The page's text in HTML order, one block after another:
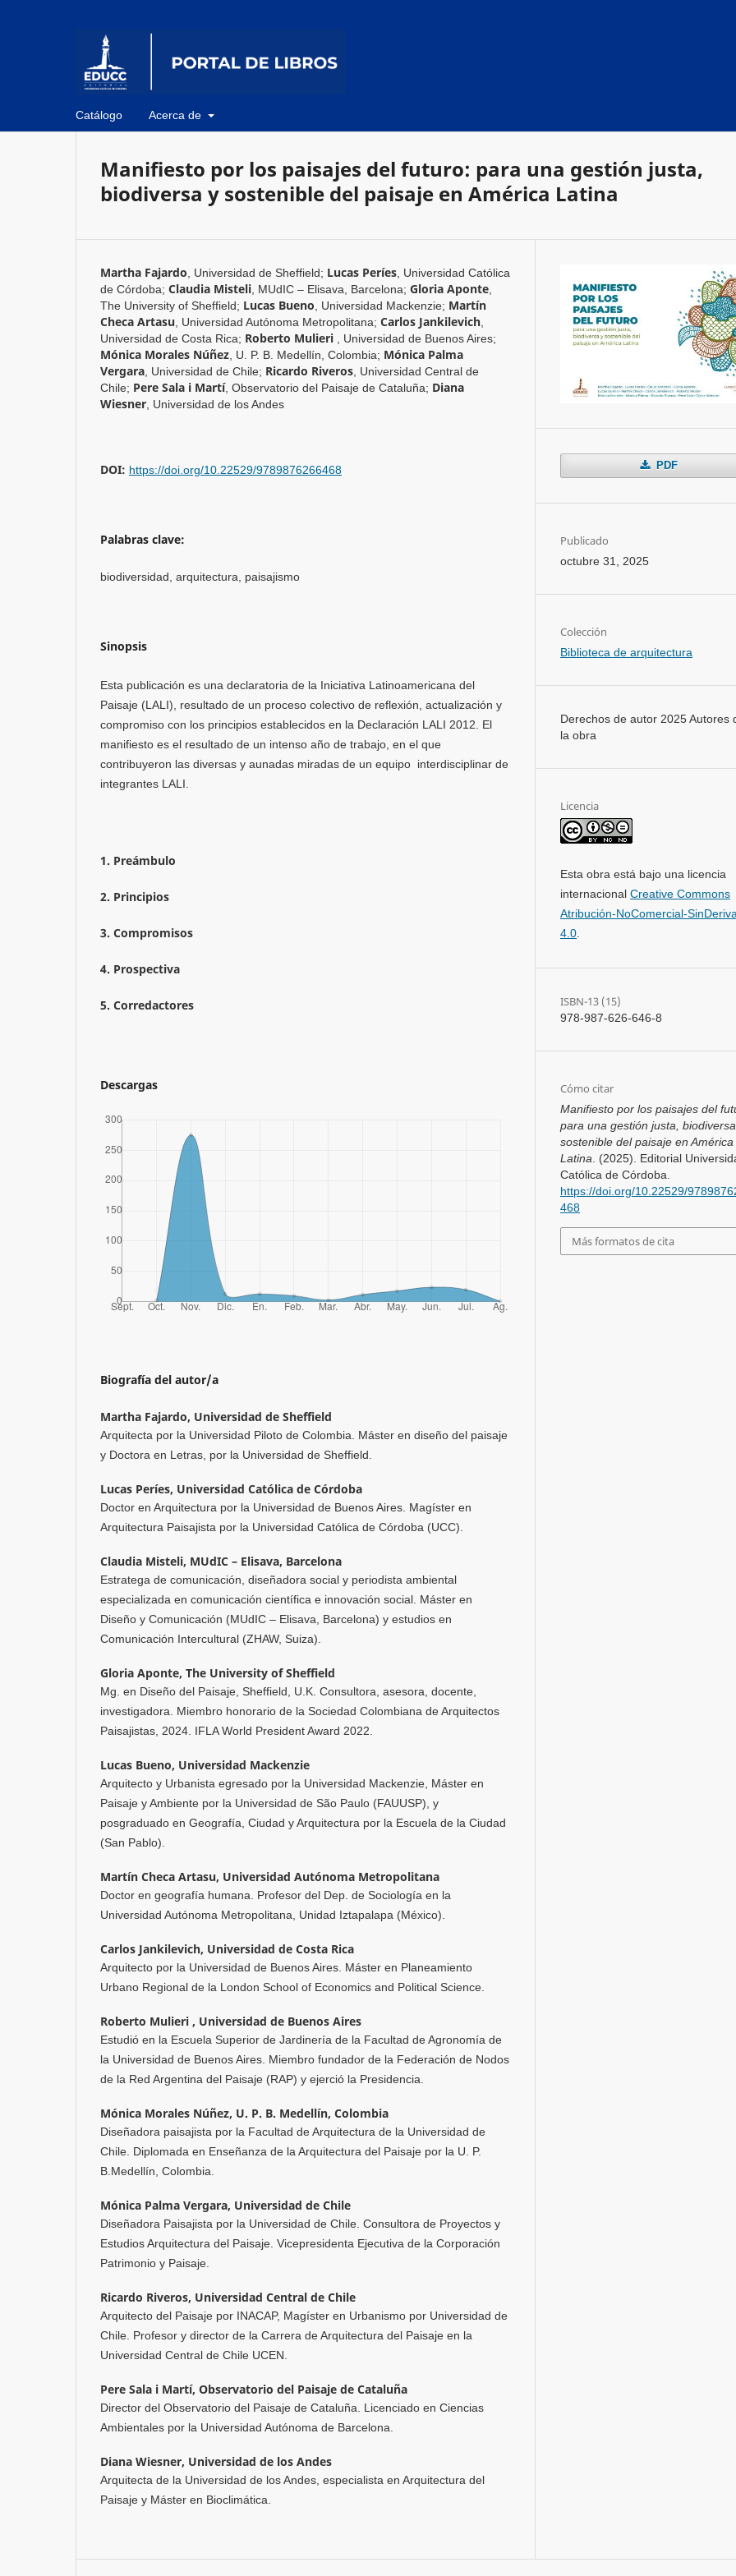
Catálogo Acerca de
Manifiesto por los paisajes del futuro: para una gestión justa,
biodiversa y sostenible del paisaje en América Latina
Martha Fajardo Universidad de Sheffield; Lucas Períes Universidad Católica
de Córdoba; Claudia Misteli MUdIC – Elisava, Barcelona; Gloria Aponte
The University of Sheffield; Lucas Bueno Universidad Mackenzie; Martín
Checa Artasu
Universidad Autónoma Metropolitana; Carlos Jankilevich
Universidad de Costa Rica; Roberto Mulieri Universidad de Buenos Aires;
Mónica Morales Núñez U. P. B. Medellín, Colombia; Mónica Palma
Vergara Universidad de Chile; Ricardo Riveros Universidad Central de
Chile; Pere Sala i Martí, Observatorio del Paisaje de Cataluña; Diana
Wiesner Universidad de los Andes
DOI: https://doi.org/10.22529/9789876266468
Palabras clave:
biodiversidad, arquitectura, paisajismo
Sinopsis
Esta publicación es una declaratoria de la Iniciativa Latinoamericana del
Paisaje (LALI), resultado de un proceso colectivo de reflexión, actualización y
compromiso con los principios establecidos en la Declaración LALI 2012. El
manifiesto es el resultado de un intenso año de trabajo, en el que
contribuyeron las diversas y aunadas miradas de un equipo interdisciplinar de
integrantes LALI.
1. Preámbulo
2. Principios
3. Compromisos
4. Prospectiva
5. Corredactores
Descargas
Biografía del autor/a
Martha Fajardo, Universidad de Sheffield
Arquitecta por la Universidad Piloto de Colombia. Máster en diseño del paisaje
y Doctora en Letras, por la Universidad de Sheffield.
Lucas Períes, Universidad Católica de Córdoba
Doctor en Arquitectura por la Universidad de Buenos Aires. Magíster en
Arquitectura Paisajista por la Universidad Católica de Córdoba (UCC).
Claudia Misteli, MUdIC – Elisava, Barcelona
Estratega de comunicación, diseñadora social y periodista ambiental
especializada en comunicación científica e innovación social. Máster en
Diseño y Comunicación (MUdIC – Elisava, Barcelona) y estudios en
Comunicación Intercultural (ZHAW, Suiza).
Gloria Aponte, The University of Sheffield
Mg. en Diseño del Paisaje, Sheffield, U.K. Consultora, asesora, docente,
investigadora. Miembro honorario de la Sociedad Colombiana de Arquitectos
Paisajistas, 2024. IFLA World President Award 2022.
Lucas Bueno, Universidad Mackenzie
Arquitecto y Urbanista egresado por la Universidad Mackenzie, Máster en
Paisaje y Ambiente por la Universidad de São Paulo (FAUUSP), y
posgraduado en Geografía, Ciudad y Arquitectura por la Escuela de la Ciudad
(San Pablo).
Martín Checa Artasu, Universidad Autónoma Metropolitana
Doctor en geografía humana. Profesor del Dep. de Sociología en la
Universidad Autónoma Metropolitana, Unidad Iztapalapa (México).
Carlos Jankilevich, Universidad de Costa Rica
Arquitecto por la Universidad de Buenos Aires. Máster en Planeamiento
Urbano Regional de la London School of Economics and Political Science.
Roberto Mulieri , Universidad de Buenos Aires
Estudió en la Escuela Superior de Jardinería de la Facultad de Agronomía de
la Universidad de Buenos Aires. Miembro fundador de la Federación de Nodos
de la Red Argentina del Paisaje (RAP) y ejerció la Presidencia.
Mónica Morales Núñez, U. P. B. Medellín, Colombia
Diseñadora paisajista por la Facultad de Arquitectura de la Universidad de
Chile. Diplomada en Enseñanza de la Arquitectura del Paisaje por la U. P.
B.Medellín, Colombia.
Mónica Palma Vergara, Universidad de Chile
Diseñadora Paisajista por la Universidad de Chile. Consultora de Proyectos y
Estudios Arquitectura del Paisaje. Vicepresidenta Ejecutiva de la Corporación
Patrimonio y Paisaje.
Ricardo Riveros, Universidad Central de Chile
Arquitecto del Paisaje por INACAP, Magíster en Urbanismo por Universidad de
Chile. Profesor y director de la Carrera de Arquitectura del Paisaje en la
Universidad Central de Chile UCEN.
Pere Sala i Martí, Observatorio del Paisaje de Cataluña
Director del Observatorio del Paisaje de Cataluña. Licenciado en Ciencias
Ambientales por la Universidad Autónoma de Barcelona.
Diana Wiesner, Universidad de los Andes
Arquitecta de la Universidad de los Andes, especialista en Arquitectura del
Paisaje y Máster en Bioclimática.
PDF
Publicado
octubre 31, 2025
Colección
Biblioteca de arquitectura
Derechos de autor 2025 Autores
la obra
Licencia
Esta obra está bajo una licencia
internacional Creative Commons
Atribución-NoComercial-
4.0
ISBN-13 (15)
978-987-626-646-8
Cómo citar
Manifiesto por los paisajes del
para una gestión justa,
sostenible del paisaje en América
Latina . (2025). Editorial
Católica de Córdoba.
https://doi.org/10.22529/
468
Más formatos de cita